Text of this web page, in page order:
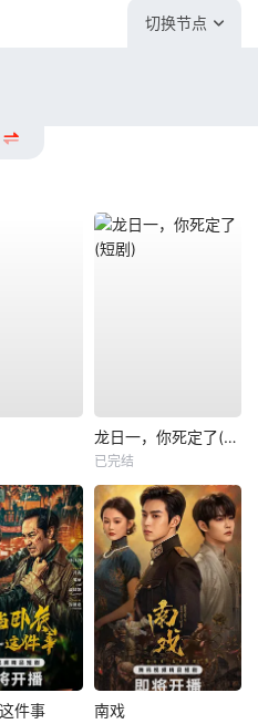
切换节点
龙日一，你死定了(短剧)
已完结
件事 南戏